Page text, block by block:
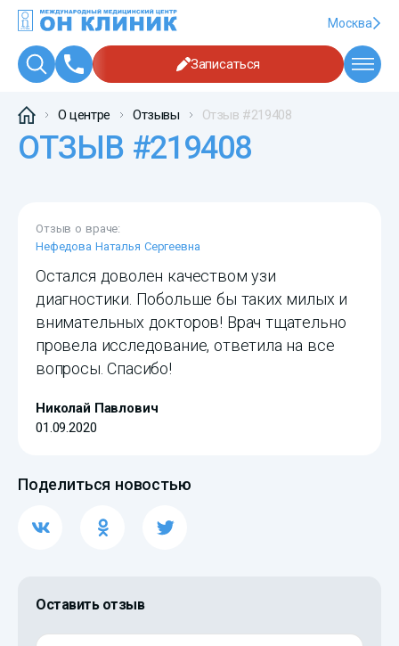
Москва
Записаться
О центре Отзывы Отзыв #219408
ОТЗЫВ #219408
Отзыв о враче:
Нефедова Наталья Сергеевна
Остался доволен качеством узи
диагностики. Побольше бы таких милых и
внимательных докторов! Врач тщательно
провела исследование, ответила на все
вопросы. Спасибо!
Николай Павлович
01.09.2020
Поделиться новостью
Оставить отзыв